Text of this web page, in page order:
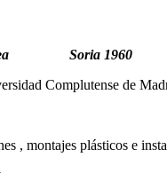
Soria 1960
Complutense de
, montajes plásticos e